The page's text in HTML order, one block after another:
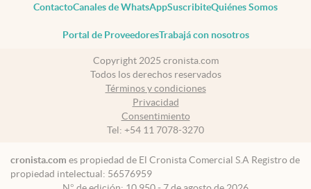
ContactoCanales de WhatsAppSuscribiteQuiénes Somos
Portal de ProveedoresTrabajá con nosotros
Copyright 2025 cronista.com
Todos los derechos reservados
Términos y condiciones
Privacidad
Consentimiento
Tel: +54 11 7078-3270
cronista.com es propiedad de El Cronista Comercial S.A Registro de
propiedad intelectual: 56576959